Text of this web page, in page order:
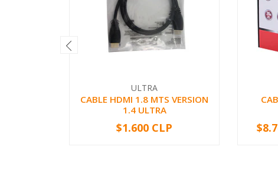
ULTRA
CABLE HDMI 1.8 MTS VERSION
1.4 ULTRA
+
$1.600 CLP